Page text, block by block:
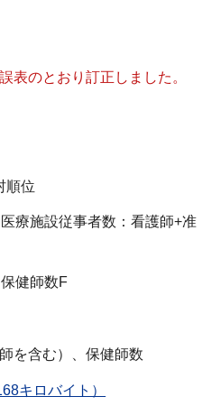
表のとおり訂正しました。
順位
療施設従事者数：看護師+准
健師数F
を含む）、保健師数
キロバイト）